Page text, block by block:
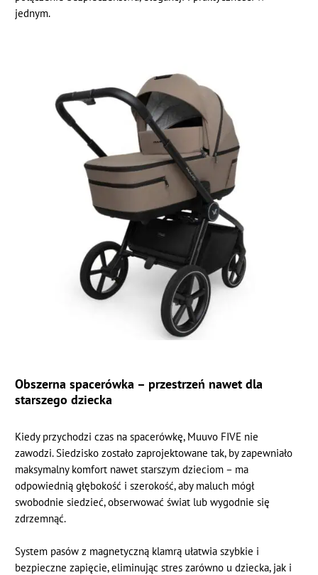
jednym.
Obszerna spacerówka – przestrzeń nawet dla
starszego dziecka
Kiedy przychodzi czas na spacerówkę, Muuvo FIVE nie
zawodzi. Siedzisko zostało zaprojektowane tak, by zapewniało
maksymalny komfort nawet starszym dzieciom – ma
odpowiednią głębokość i szerokość, aby maluch mógł
swobodnie siedzieć, obserwować świat lub wygodnie się
zdrzemnąć.
System pasów z magnetyczną klamrą ułatwia szybkie i
bezpieczne zapięcie, eliminując stres zarówno u dziecka, jak i